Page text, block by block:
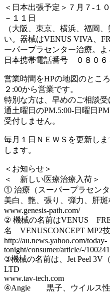
＜日本出張予定＞７月７-１
－１１日
（大阪、東京、横浜、福岡
い。器械はVENUS VIVA、
ーパープラセンター治療。よ
日本携帯電話番号 ０８０６
営業時間をHPの地図のとこ
２:00から営業です。
特別な方は、早めのご相談
通土曜日のPM.5:00-日曜日
受付しません。
毎月１日ＮＥＷＳを更新し
します。
＜お知らせ＞
＜ 新しい医療治療入荷＞
① 治療（スーパープラセンタ
美白、艶、張り、弾力、肝斑
www.genesis-path.com/
② 機械の名前はVENUS
名 VENUSCONCEPT MP2
http://au.news.yahoo.com/today-
tonight/consumer/article/-/
③機械の名前は、Jet Peel 3V
LTD
www.tav-tech.com
④Angie 黒子、ウイルス性